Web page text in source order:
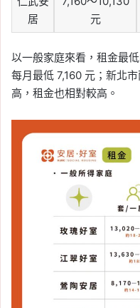
居
元
以一般家庭來看，租金最
每月最低 7,160 元；新北
高，租金也相對較高。